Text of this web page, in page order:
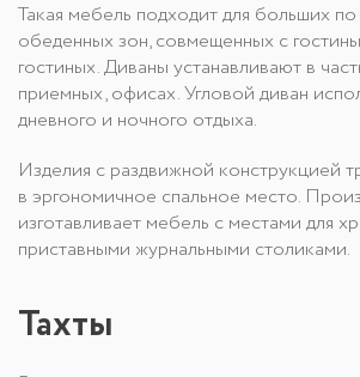
Такая мебель подходит для больших
обеденных зон, совмещенных с
гостиных. Диваны устанавливают в
приемных, офисах. Угловой диван
дневного и ночного отдыха.
Изделия с раздвижной конструкцией
в эргономичное спальное место.
изготавливает мебель с местами для
приставными журнальными столиками.
Тахты